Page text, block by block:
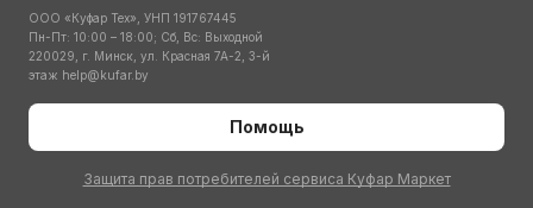
ООО «Куфар Тех», УНП 191767445
Пн-Пт: 10:00 – 18:00; Сб, Вс: Выходной
220029, г. Минск, ул. Красная 7А-2, 3-й
этаж help@kufar.by
Помощь
Защита прав потребителей сервиса Куфар Маркет